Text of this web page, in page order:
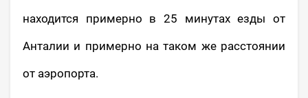
находится примерно в 25 минутах езды от
Анталии и примерно на таком же расстоянии
от аэропорта.